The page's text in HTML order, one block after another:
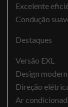
Excelente
Condução
Destaques
Versão EXL
Design
Direção
Ar